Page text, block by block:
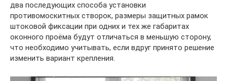
два последующих способа установки
противомоскитных створок, размеры защитных рамок
штоковой фиксации при одних и тех же габаритах
оконного проёма будут отличаться в меньшую сторону,
что необходимо учитывать, если вдруг принято решение
изменить вариант крепления.